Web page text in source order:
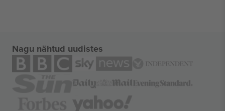
Nagu nähtud uudistes